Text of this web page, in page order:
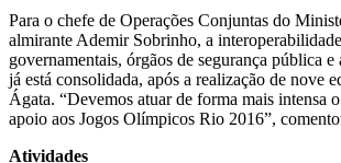
Para o chefe de Operações Conjuntas do
almirante Ademir Sobrinho, a
governamentais, órgãos de segurança pública e
já está consolidada, após a realização de nove
Ágata. “Devemos atuar de forma mais intensa
apoio aos Jogos Olímpicos Rio 2016”,
Atividades